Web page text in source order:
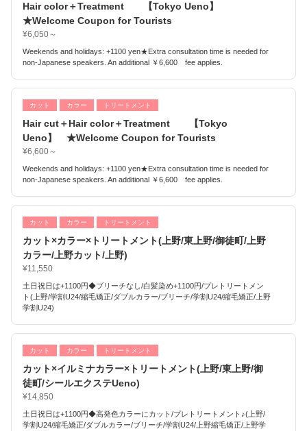
Hair color＋Treatment 【Tokyo Ueno】
★Welcome Coupon for Tourists
¥6,050～
Weekends and holidays: +1100 yen★Extra consultation time is needed for
non-Japanese speakers. An additional ￥6,600 fee applies.
カット カラー トリートメント
Hair cut＋Hair color＋Treatment 【Tokyo
Ueno】 ★Welcome Coupon for Tourists
¥6,600～
Weekends and holidays: +1100 yen★Extra consultation time is needed for
non-Japanese speakers. An additional ￥6,600 fee applies.
カット カラー トリートメント
カット×カラー×トリートメント(上野/東上野/御徒町/上野
カラー/上野カット/上野)
¥11,550
土日祝日は+1100円◆ブリーチなし/白髪染め+1100円/プレトリートメン
ト(上野/学割U24/縮毛矯正/ダブルカラー/ブリーチ/学割U24/縮毛矯正/上野
学割U24)
カット カラー トリートメント
カット×イルミナカラー×トリートメント(上野/東上野/御
徒町/シールエクステUeno)
¥14,850
土日祝日は+1100円◆高発色カラーにカット/プレトリートメント♪(上野/
学割U24/縮毛矯正/ダブルカラー/ブリーチ/学割U24/上野縮毛矯正/上野学